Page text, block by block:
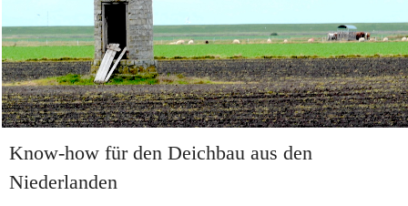
Know-how für den Deichbau aus den
Niederlanden